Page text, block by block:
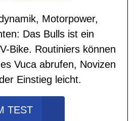
Motorpower,
Das Bulls ist ein
Bike. Routiniers können
Vuca abrufen, Novizen
Einstieg leicht.
TEST